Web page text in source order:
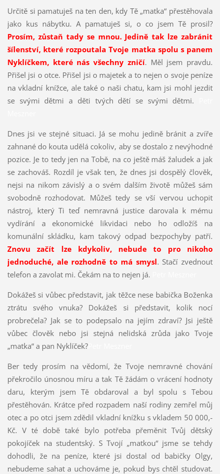
Určitě si pamatuješ na ten den, kdy Tě „matka“ přestěhovala
jako kus nábytku. A pamatuješ si, o co jsem Tě prosil?
Prosím, zůstaň tady se mnou. Jedině tak lze zabránit
šílenství, které rozpoutala Tvoje matka spolu s panem
Nyklíčkem, které nás všechny zničí. Měl jsem pravdu.
Přišel jsi o otce. Přišel jsi o majetek a to nejen o svoje peníze
na vkladní knížce, ale také o naši chatu, kam jsi mohl jezdit
se svými dětmi a děti tvých dětí se svými dětmi.
Dnes jsi ve stejné situaci. Já se mohu jedině bránit a zvíře
zahnané do kouta udělá cokoliv, aby se dostalo z nevýhodné
pozice. Je to tedy jen na Tobě, na co ještě máš žaludek a jak
se zachováš. Rozdíl je však ten, že dnes jsi dospělý člověk,
nejsi na nikom závislý a o svém dalším životě můžeš sám
svobodně rozhodovat. Můžeš tedy se vší vervou uchopit
nástroj, který Ti teď nemravná justice darovala k mému
vydírání a ekonomické likvidaci nebo ho odložíš na
komunální skládku, kam takový odpad bezpochyby patří.
Znovu začít lze kdykoliv, nebude to pro nikoho
jednoduché, ale rozhodně to má smysl. Stačí zvednout
telefon a zavolat mi. Čekám na to nejen já.
Dokážeš si vůbec představit, jak těžce nese babička Boženka
ztrátu svého vnuka? Dokážeš si představit, kolik nocí
probrečela? Jak se to podepsalo na jejím zdraví? Jsi ještě
vůbec člověk nebo jsi stejná nelidská zrůda jako Tvoje
„matka“ a pan Nyklíček?Petr Meszner
Ber tedy prosím na vědomí, že Tvoje nemravné chování
překročilo únosnou míru a tak Tě žádám o vrácení hodnoty
daru, kterým jsem Tě obdaroval a byl spolu s Tebou
přestěhován. Krátce před rozpadem naší rodiny zemřel můj
otec a po otci jsem zdědil vkladní knížku s vkladem 50 000,-
Kč. V té době také bylo potřeba přeměnit Tvůj dětský
pokojíček na studentský. S Tvojí „matkou“ jsme se tehdy
dohodli, že na peníze, které jsi dostal od babičky Olgy,
nebudeme sahat a uchováme je, pokud bys chtěl studovat.